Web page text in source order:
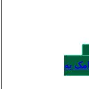
به